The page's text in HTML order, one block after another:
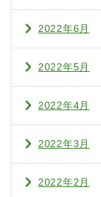
2022年6月
2022年5月
2022年4月
2022年3月
2022年2月